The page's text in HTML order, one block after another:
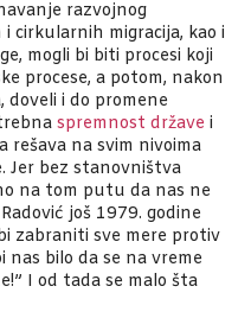
razvojnog
cirkularnih migracija, kao i
mogli bi biti procesi koji
procese, a potom, nakon
doveli i do promene
spremnost države i
rešava na svim nivoima
Jer bez stanovništva
na tom putu da nas ne
još 1979. godine
zabraniti sve mere protiv
nas bilo da se na vreme
I od tada se malo šta